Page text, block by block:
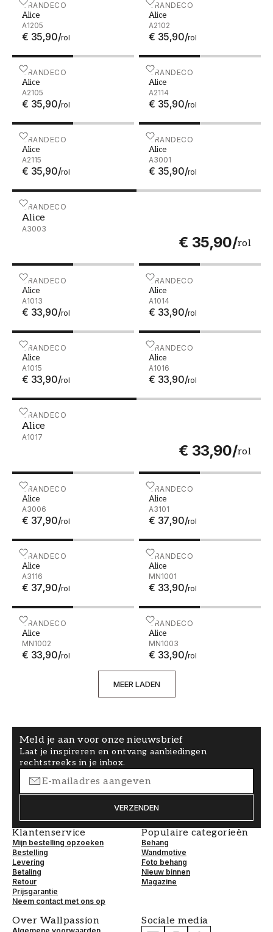
GRANDECO
Alice
A1205
€ 35,90/rol
Alice - A1205 GRANDECO
Alice
A2102
€ 35,90/rol
Alice - A2102
GRANDECO
Alice
A2105
€ 35,90/rol
Alice - A2105 GRANDECO
Alice
A2114
€ 35,90/rol
Alice - A2114
GRANDECO
Alice
A2115
€ 35,90/rol
Alice - A2115 GRANDECO
Alice
A3001
€ 35,90/rol
Alice - A3001
GRANDECO
Alice
A3003
€ 35,90/rol
Alice - A3003
GRANDECO
Alice
A1013
€ 33,90/rol
Alice - A1013 GRANDECO
Alice
A1014
€ 33,90/rol
Alice - A1014
GRANDECO
Alice
A1015
€ 33,90/rol
Alice - A1015 GRANDECO
Alice
A1016
€ 33,90/rol
Alice - A1016
GRANDECO
Alice
A1017
€ 33,90/rol
Alice - A1017
GRANDECO
Alice
A3006
€ 37,90/rol
Alice - A3006 GRANDECO
Alice
A3101
€ 37,90/rol
Alice - A3101
GRANDECO
Alice
A3116
€ 37,90/rol
Alice - A3116 GRANDECO
Alice
MN1001
€ 33,90/rol
Alice - MN1001
GRANDECO
Alice
MN1002
€ 33,90/rol
Alice - MN1002 GRANDECO
Alice
MN1003
€ 33,90/rol
Alice - MN1003
MEER LADEN
Meld je aan voor onze nieuwsbrief
Laat je inspireren en ontvang aanbiedingen
rechtstreeks in je inbox.
VERZENDEN
Klantenservice
Mijn bestelling opzoeken
Bestelling
Levering
Betaling
Retour
Prijsgarantie
Neem contact met ons op
Populaire categorieën
Behang
Wandmotive
Foto behang
Nieuw binnen
Magazine
Over Wallpassion Sociale media